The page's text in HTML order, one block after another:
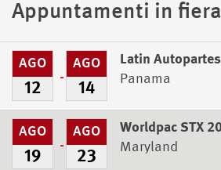
Appuntamenti in
AGO
12
AGO
14
Latin Autopartes
Panama
AGO
19
AGO
23
Worldpac STX
Maryland